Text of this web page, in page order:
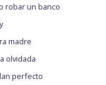
robar un banco
madre
olvidada
perfecto